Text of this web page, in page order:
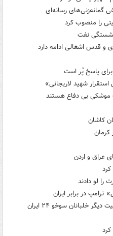
گمانه‌زنی‌های رسانه‌ای
را منصوب کرد
و قدس اشغالی ادامه دارد
پاسخ پُر است
شهید لاریجانی»
موشکی بی دفاع هستند
کاشان
عراق و اردن
را لو دادند
ترامپ در برابر ایران
خلبانان سوخو ۲۴ ایران